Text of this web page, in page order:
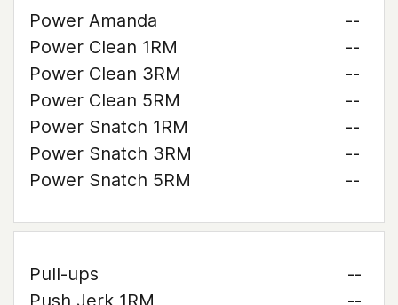
Power Amanda
--
Power Clean 1RM
--
Power Clean 3RM
--
Power Clean 5RM
--
Power Snatch 1RM
--
Power Snatch 3RM
--
Power Snatch 5RM
--
Pull-ups
--
Push Jerk 1RM
--